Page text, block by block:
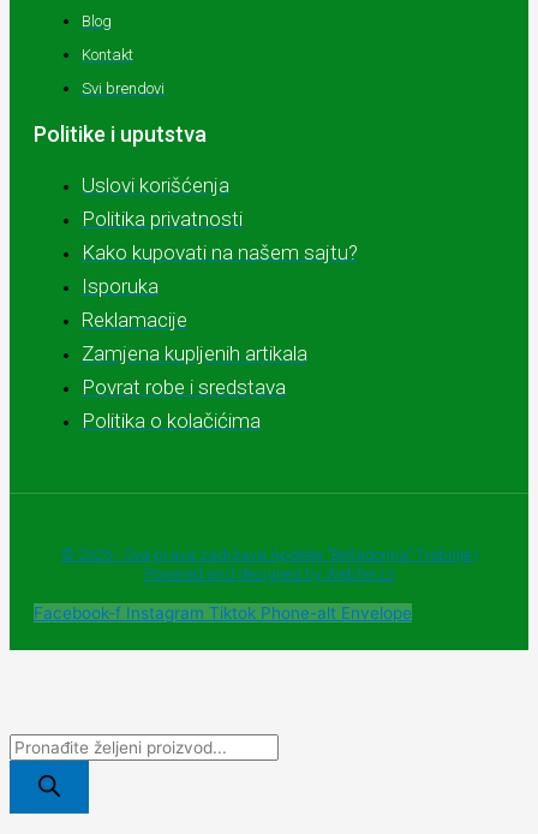
Blog
Kontakt
Svi brendovi
Politike i uputstva
Uslovi korišćenja
Politika privatnosti
Kako kupovati na našem sajtu?
Isporuka
Reklamacije
Zamjena kupljenih artikala
Povrat robe i sredstava
Politika o kolačićima
© 2025 - Sva prava zadržava Apoteke "Belladonna" Trebinje |
Powered and designed by Webherzz
Facebook-f Instagram Tiktok Phone-alt Envelope